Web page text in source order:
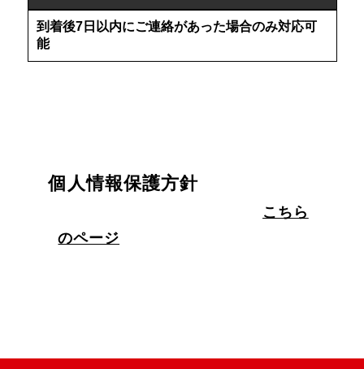
到着後7日以内にご連絡があった場合のみ対応可
能
個人情報保護方針
こちら
のページ